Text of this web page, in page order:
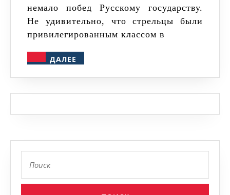
немало побед Русскому государству.
Не удивительно, что стрельцы были
привилегированным классом в
ДАЛЕЕ